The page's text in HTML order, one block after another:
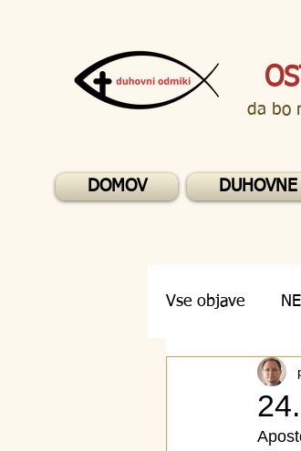
da bo
DOMOV
Vse objave
DUHOVNA